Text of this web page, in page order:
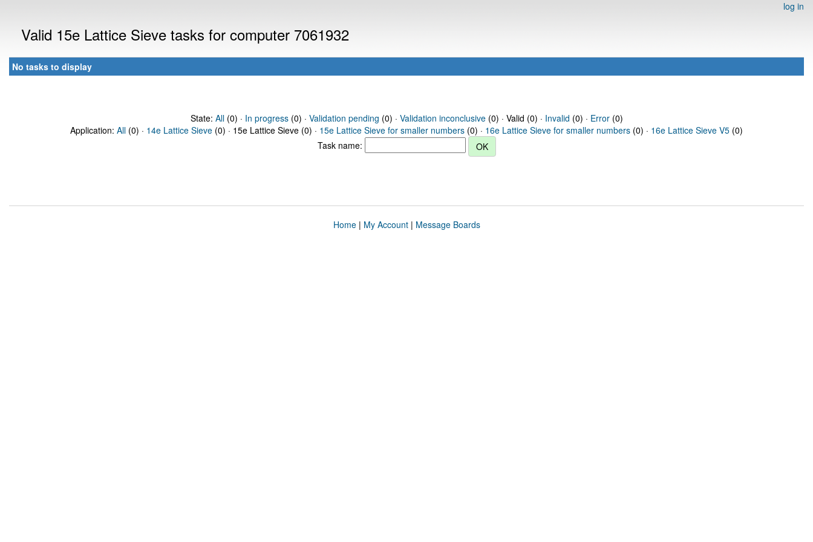
log in
Valid 15e Lattice Sieve tasks for computer 7061932
No tasks to display
State: All(0) · In progress(0) · Validation pending (0) · Validation inconclusive(0) · Valid (0) · Invalid (0) · Error(0)
Application: All (0) · 14e Lattice Sieve (0) · 15e Lattice Sieve (0) · 15e Lattice Sieve for smaller numbers (0) · 16e Lattice Sieve for smaller numbers (0) · 16e Lattice Sieve V5 (0)
Task name:
Home| My Account| Message Boards